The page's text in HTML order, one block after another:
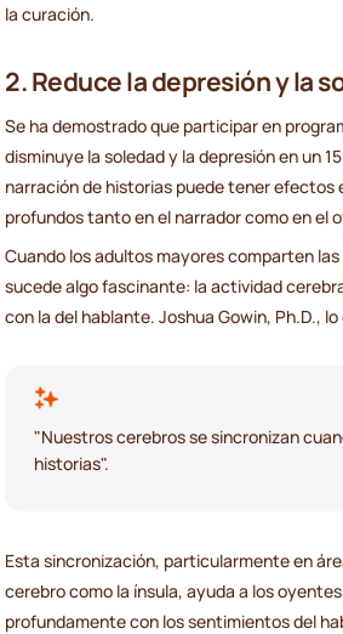
la curación.
2. Reduce la depresión y la
Se ha demostrado que participar en
disminuye la soledad y la depresión en un
narración de historias puede tener efectos
profundos tanto en el narrador como en el
Cuando los adultos mayores comparten
sucede algo fascinante: la actividad
con la del hablante. Joshua Gowin, Ph.D.,
"Nuestros cerebros se sincronizan
historias".
Esta sincronización, particularmente en
cerebro como la ínsula, ayuda a los
profundamente con los sentimientos del